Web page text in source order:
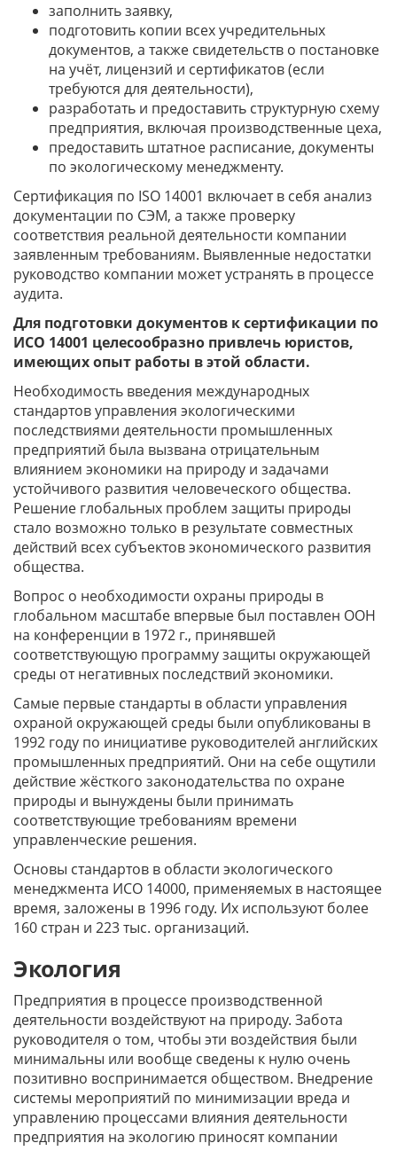
заполнить заявку,
подготовить копии всех учредительных
документов, а также свидетельств о постановке
на учёт, лицензий и сертификатов (если
требуются для деятельности),
разработать и предоставить структурную схему
предприятия, включая производственные цеха,
предоставить штатное расписание, документы
по экологическому менеджменту.
Сертификация по ISO 14001 включает в себя анализ
документации по СЭМ, а также проверку
соответствия реальной деятельности компании
заявленным требованиям. Выявленные недостатки
руководство компании может устранять в процессе
аудита.
Для подготовки документов к сертификации по
ИСО 14001 целесообразно привлечь юристов,
имеющих опыт работы в этой области.
Необходимость введения международных
стандартов управления экологическими
последствиями деятельности промышленных
предприятий была вызвана отрицательным
влиянием экономики на природу и задачами
устойчивого развития человеческого общества.
Решение глобальных проблем защиты природы
стало возможно только в результате совместных
действий всех субъектов экономического развития
общества.
Вопрос о необходимости охраны природы в
глобальном масштабе впервые был поставлен ООН
на конференции в 1972 г., принявшей
соответствующую программу защиты окружающей
среды от негативных последствий экономики.
Самые первые стандарты в области управления
охраной окружающей среды были опубликованы в
1992 году по инициативе руководителей английских
промышленных предприятий. Они на себе ощутили
действие жёсткого законодательства по охране
природы и вынуждены были принимать
соответствующие требованиям времени
управленческие решения.
Основы стандартов в области экологического
менеджмента ИСО 14000, применяемых в настоящее
время, заложены в 1996 году. Их используют более
160 стран и 223 тыс. организаций.
Экология
Предприятия в процессе производственной
деятельности воздействуют на природу. Забота
руководителя о том, чтобы эти воздействия были
минимальны или вообще сведены к нулю очень
позитивно воспринимается обществом. Внедрение
системы мероприятий по минимизации вреда и
управлению процессами влияния деятельности
предприятия на экологию приносят компании